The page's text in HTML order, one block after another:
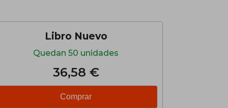
Libro Nuevo
Quedan 50 unidades
36,58 €
Comprar